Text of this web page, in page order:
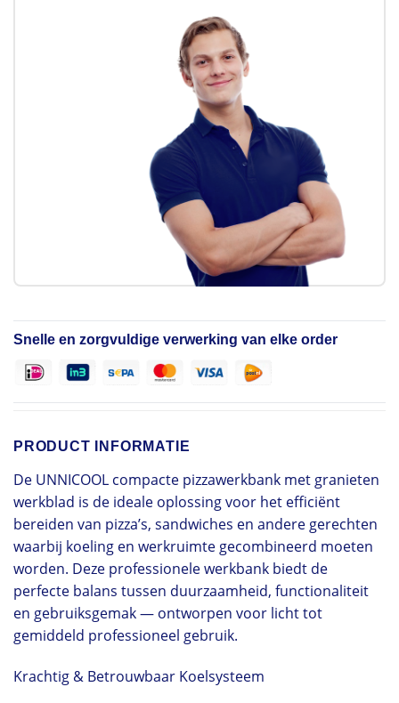
Snelle en zorgvuldige verwerking van elke order
PRODUCT INFORMATIE
De UNNICOOL compacte pizzawerkbank met granieten
werkblad is de ideale oplossing voor het efficiënt
bereiden van pizza’s, sandwiches en andere gerechten
waarbij koeling en werkruimte gecombineerd moeten
worden. Deze professionele werkbank biedt de
perfecte balans tussen duurzaamheid, functionaliteit
en gebruiksgemak — ontworpen voor licht tot
gemiddeld professioneel gebruik.
Krachtig & Betrouwbaar Koelsysteem